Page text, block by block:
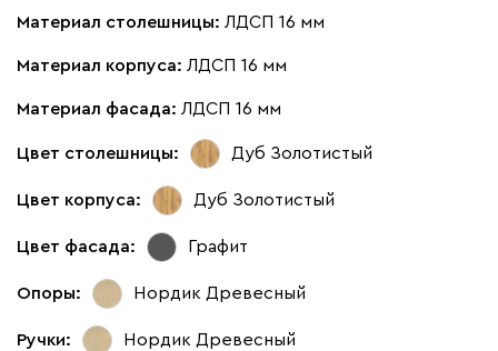
Материал столешницы: ЛДСП 16 мм
Материал корпуса: ЛДСП 16 мм
Материал фасада: ЛДСП 16 мм
Цвет столешницы: Дуб Золотистый
Цвет корпуса: Дуб Золотистый
Цвет фасада: Графит
Опоры: Нордик Древесный
Ручки: Нордик Древесный